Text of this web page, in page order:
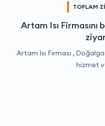
TOPLAM
Artam Isı Firmasını
Artam Isı Firması ,
hizmet